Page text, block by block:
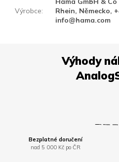
Bezplatné doručení
nad 5 000 Kč po ČR
Výrobce:
Rhein, Německo,
info@hama.com